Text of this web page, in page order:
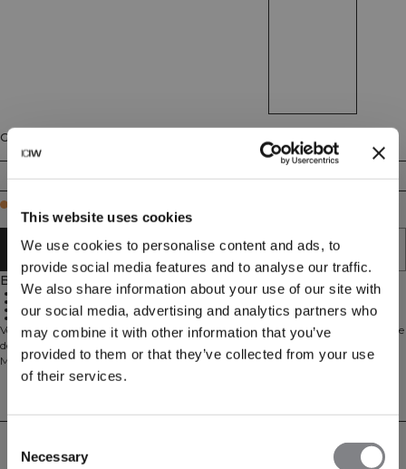
This website uses cookies
We use cookies to personalise content and ads, to
provide social media features and to analyse our traffic.
We also share information about your use of our site with
our social media, advertising and analytics partners who
may combine it with other information that you’ve
provided to them or that they’ve collected from your use
of their services.
Selection
Necessary
Größe
IN DEN WARENKORB LEGEN
Beschreibung
Polyester mit Elastan
Verkürzte Länge
Standard Passform
Vom Training bis zum Entspannen zu Hause ist die Everyday Cropped Hoodie
dein perfekter Layer für Komfort und Style. Hergestellt aus einer weichen
Mischung aus 60% Baumwolle und 40% Polyester, bietet sie eine moderne
Passform und eine verstellbare Kordelzug-Kapuze. Ihre normale, verkürzte
Lieferung & Rückgabe